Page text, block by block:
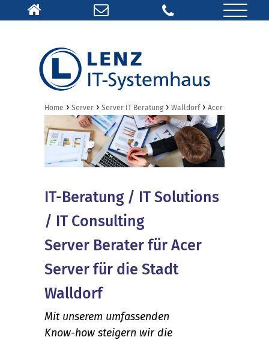
Home › Server › Server IT Beratung › Walldorf › Acer
IT-Beratung / IT Solutions
/ IT Consulting
Server Berater für Acer
Server für die Stadt
Walldorf
Mit unserem umfassenden
Know-how steigern wir die